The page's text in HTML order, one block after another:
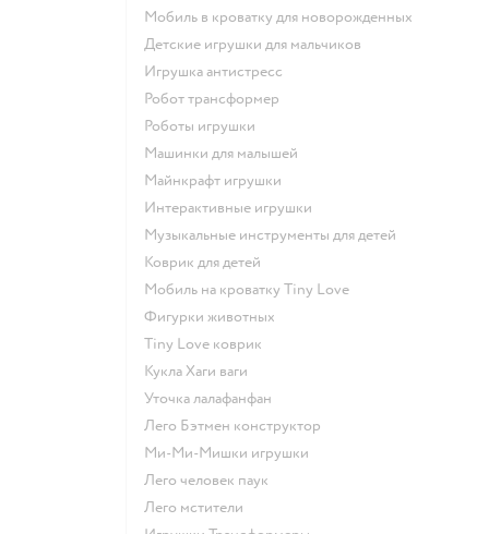
Мобиль в кроватку для новорожденных
Детские игрушки для мальчиков
Игрушка антистресс
Робот трансформер
Роботы игрушки
Машинки для малышей
Майнкрафт игрушки
Интерактивные игрушки
Музыкальные инструменты для детей
Коврик для детей
Мобиль на кроватку Tiny Love
Фигурки животных
Tiny Love коврик
Кукла Хаги ваги
Уточка лалафанфан
Лего Бэтмен конструктор
Ми-Ми-Мишки игрушки
Лего человек паук
Лего мстители